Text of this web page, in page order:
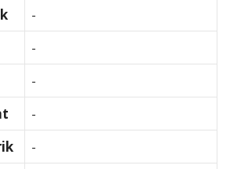
-
-
-
-
-